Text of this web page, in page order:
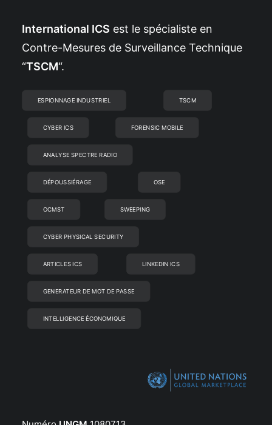
International ICS est le spécialiste en
Contre-Mesures de Surveillance Technique
“TSCM“.
ESPIONNAGE INDUSTRIEL TSCM
CYBER ICS FORENSIC MOBILE
ANALYSE SPECTRE RADIO
DÉPOUSSIÉRAGE OSE
OCMST SWEEPING
CYBER PHYSICAL SECURITY
ARTICLES ICS LINKEDIN ICS
GENERATEUR DE MOT DE PASSE
INTELLIGENCE ÉCONOMIQUE